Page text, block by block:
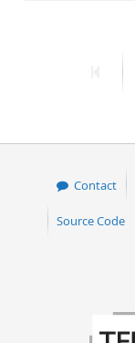
Contact
Source Code